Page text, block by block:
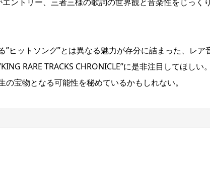
ヒットソング”とは異なる魅力が存分に詰まった、レア
RARE TRACKS CHRONICLE”に是非注目してほしい
宝物となる可能性を秘めているかもしれない。